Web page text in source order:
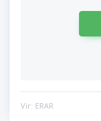
Vir: ERAR